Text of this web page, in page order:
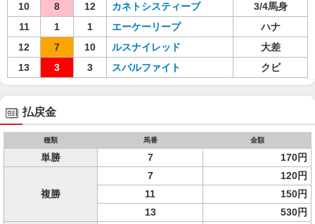
10
8 12 カネトシスティーブ
3/4馬身
11
1 1 エーケーリープ
ハナ
12
7 10 ルスナイレッド
大差
13
3 3 スバルファイト クビ
払戻金
種類 馬番 金額
単勝 7 170円
複勝
7
120円
11
150円
13
530円